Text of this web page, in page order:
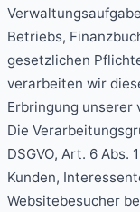
Betriebs,
gesetzlichen
verarbeiten wir
Erbringung
Die
DSGVO, Art. 6 Abs.
Kunden,
Websitebesucher